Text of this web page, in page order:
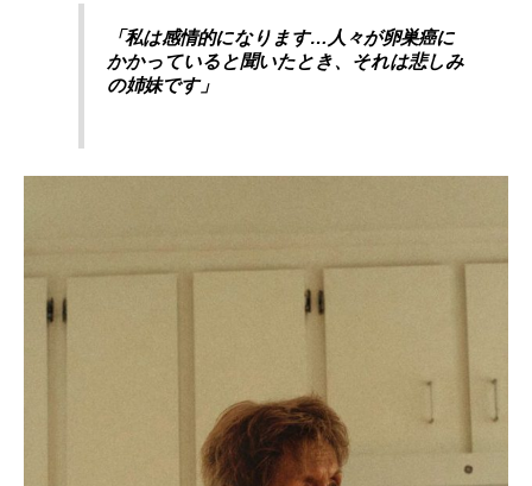
「私は感情的になります…人々が卵巣癌に
かかっていると聞いたとき、それは悲しみ
の姉妹です」